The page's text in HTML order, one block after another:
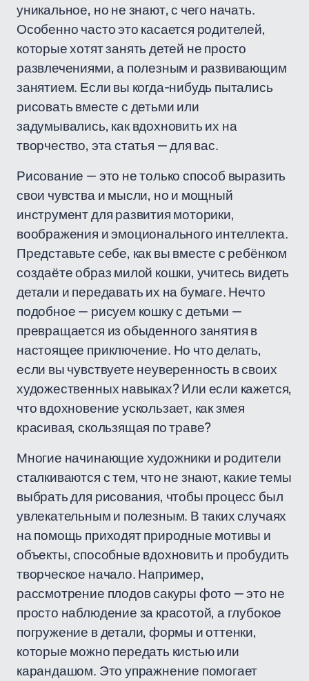
уникальное, но не знают, с чего начать.
Особенно часто это касается родителей,
которые хотят занять детей не просто
развлечениями, а полезным и развивающим
занятием. Если вы когда-нибудь пытались
рисовать вместе с детьми или
задумывались, как вдохновить их на
творчество, эта статья — для вас.
Рисование — это не только способ выразить
свои чувства и мысли, но и мощный
инструмент для развития моторики,
воображения и эмоционального интеллекта.
Представьте себе, как вы вместе с ребёнком
создаёте образ милой кошки, учитесь видеть
детали и передавать их на бумаге. Нечто
подобное — рисуем кошку с детьми —
превращается из обыденного занятия в
настоящее приключение. Но что делать,
если вы чувствуете неуверенность в своих
художественных навыках? Или если кажется,
что вдохновение ускользает, как змея
красивая, скользящая по траве?
Многие начинающие художники и родители
сталкиваются с тем, что не знают, какие темы
выбрать для рисования, чтобы процесс был
увлекательным и полезным. В таких случаях
на помощь приходят природные мотивы и
объекты, способные вдохновить и пробудить
творческое начало. Например,
рассмотрение плодов сакуры фото — это не
просто наблюдение за красотой, а глубокое
погружение в детали, формы и оттенки,
которые можно передать кистью или
карандашом. Это упражнение помогает